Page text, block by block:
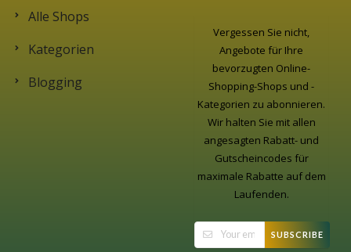
Alle Shops
Kategorien
Blogging
Vergessen Sie nicht,
Angebote für Ihre
bevorzugten Online-
Shopping-Shops und -
Kategorien zu abonnieren.
Wir halten Sie mit allen
angesagten Rabatt- und
Gutscheincodes für
maximale Rabatte auf dem
Laufenden.
SUBSCRIBE